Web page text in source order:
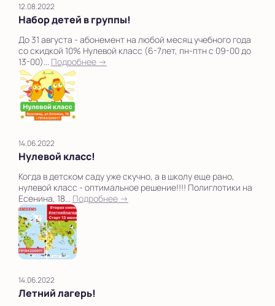
12.08.2022
Набор детей в группы!
До 31 августа - абонемент на любой месяц учебного года
со скидкой 10% Нулевой класс (6-7лет, пн-птн с 09-00 до
13-00)... Подробнее →
14.06.2022
Нулевой класс!
Когда в детском саду уже скучно, а в школу еще рано,
нулевой класс - оптимальное решение!!!! Полиглотики на
Есенина, 18... Подробнее →
14.06.2022
Летний лагерь!